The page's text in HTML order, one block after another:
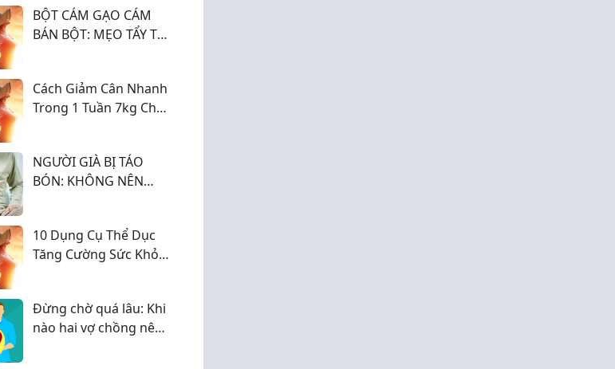
BỘT CÁM GẠO CÁM
BÁN BỘT: MẸO TẨY TẾ
Cách Giảm Cân Nhanh
Trong 1 Tuần 7kg Cho
NGƯỜI GIÀ BỊ TÁO
BÓN: KHÔNG NÊN
10 Dụng Cụ Thể Dục
Tăng Cường Sức Khỏe
Đừng chờ quá lâu: Khi
nào hai vợ chồng nên